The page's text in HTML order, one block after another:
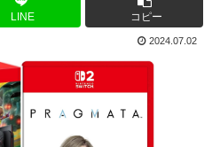
LINE コピー
2024.07.02